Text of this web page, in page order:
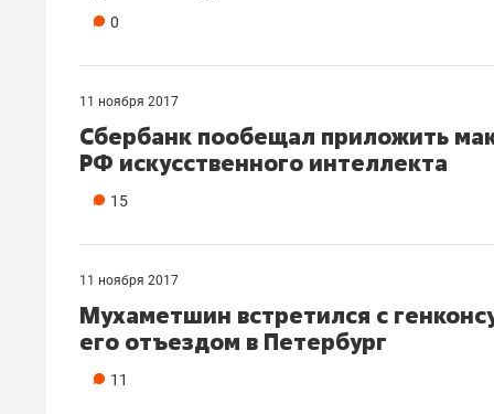
0
11 ноября 2017
​Сбербанк пообещал приложить
РФ искусственного интеллекта
15
11 ноября 2017
Мухаметшин встретился с
его отъездом в Петербург
11
потерять минимум
Как бизнесу выйти на зарубежные
рынки, почему надо знать